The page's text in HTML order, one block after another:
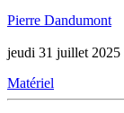
Pierre Dandumont
jeudi 31 juillet 2025
Matériel